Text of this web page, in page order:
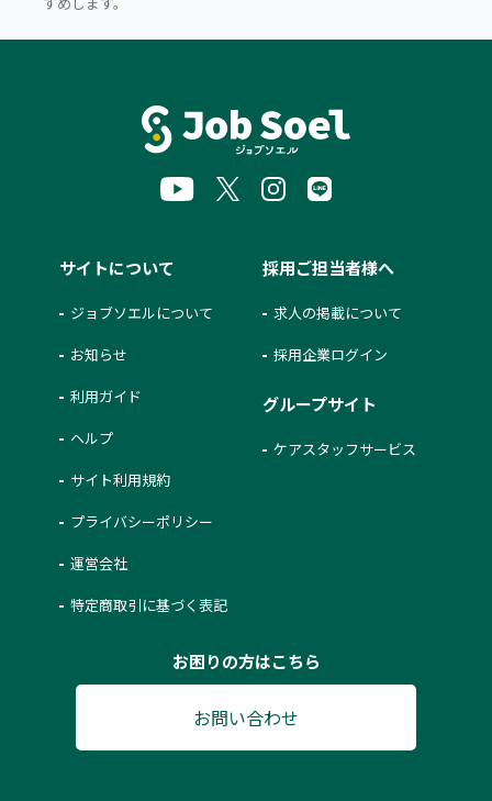
サイトについて
ジョブソエルについて
お知らせ
利用ガイド
ヘルプ
サイト利用規約
プライバシーポリシー
運営会社
特定商取引に基づく表記
採用ご担当者様へ
求人の掲載について
採用企業ログイン
グループサイト
ケアスタッフサービス
お困りの方はこちら
お問い合わせ